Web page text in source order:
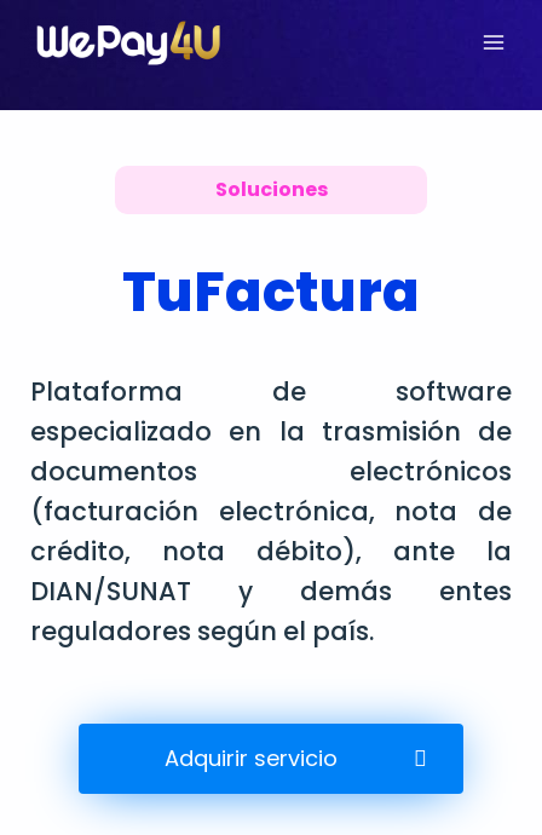
Soluciones
TuFactura
Plataforma de software
especializado en la trasmisión de
documentos electrónicos
(facturación electrónica, nota de
crédito, nota débito), ante la
DIAN/SUNAT y demás entes
reguladores según el país.
Adquirir servicio